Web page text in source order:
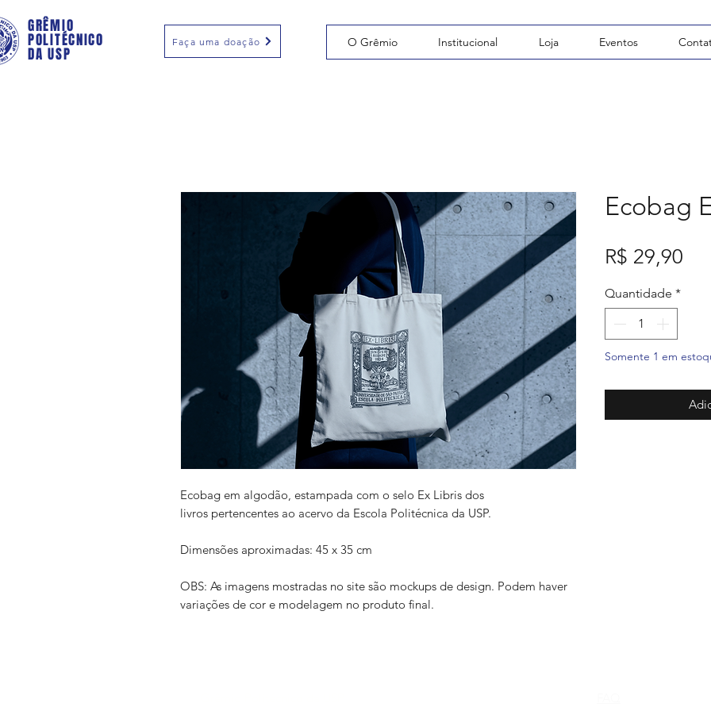
GRÊMIO
POLITÉCNICO
DA USP
Faça uma doação O Grêmio Institucional Loja Eventos
Ecobag em algodão, estampada com o selo Ex Libris dos
livros pertencentes ao acervo da Escola Politécnica da USP.
Dimensões aproximadas: 45 x 35 cm
OBS: As imagens mostradas no site são mockups de design. Podem haver
variações de cor e modelagem no produto final.
Ecobag
R$ 29,90
Quantidade *
Somente 1 em